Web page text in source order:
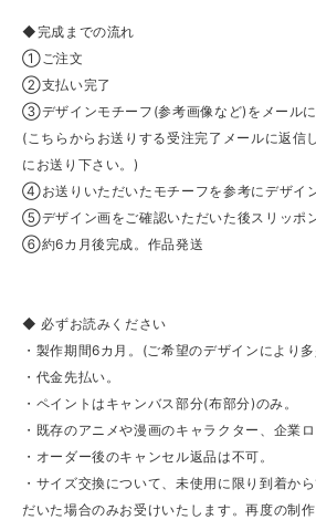
◆完成までの流れ
①ご注文
②支払い完了
③デザインモチーフ(参考画像など)をメール
(こちらからお送りする受注完了メールに返信
にお送り下さい。)
④お送りいただいたモチーフを参考にデザイ
⑤デザイン画をご確認いただいた後スリッポ
⑥約6カ月後完成。作品発送
◆ 必ずお読みください
・製作期間6カ月。(ご希望のデザインにより
・代金先払い。
・ペイントはキャンバス部分(布部分)のみ。
・既存のアニメや漫画のキャラクター、企業
・オーダー後のキャンセル返品は不可。
・サイズ交換について、未使用に限り到着か
だいた場合のみお受けいたします。再度の制